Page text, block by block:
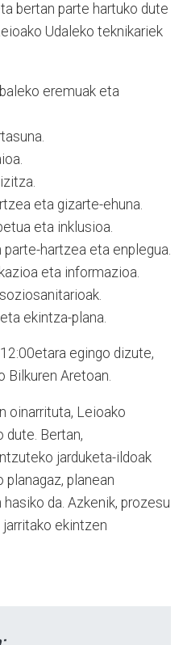
bertan parte hartuko dute
Udaleko teknikariek
eremuak eta
eta gizarte-ehuna.
eta inklusioa.
hartzea eta enplegua.
eta informazioa.
ekintza-plana.
egingo dizute,
Bilkuren Aretoan.
oinarrituta, Leioako
dute. Bertan,
jarduketa-ildoak
planean
da. Azkenik, prozesu
jarritako ekintzen